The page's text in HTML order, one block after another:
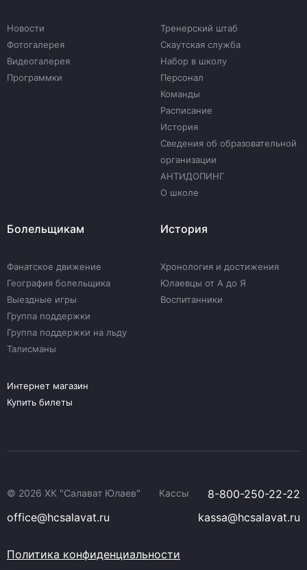
Новости
Фотогалерея
Видеогалерея
Программки
Тренерский штаб
Скаутская служба
Набор в школу
Персонал
Команды
Расписание
История
Сведения об образовательной
организации
АНТИДОПИНГ
О школе
Болельщикам
Фанатское движение
География болельщика
Выездные игры
Группа поддержки
Группа поддержки на льду
Талисманы
История
Хронология и достижения
Юлаевцы от А до Я
Воспитанники
Интернет магазин
Купить билеты
© 2026 ХК "Салават Юлаев" Кассы
8-800-250-22-22
office@hcsalavat.ru
kassa@hcsalavat.ru
Политика конфиденциальности